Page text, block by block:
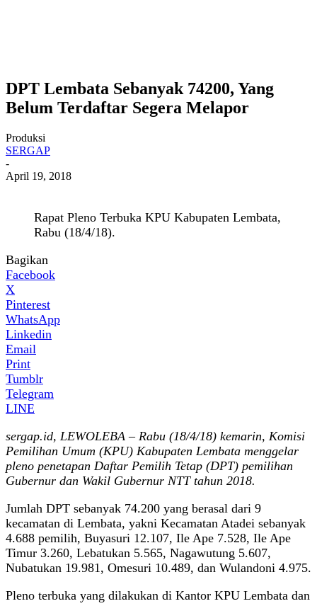
DPT Lembata Sebanyak 74200, Yang
Belum Terdaftar Segera Melapor
Produksi
SERGAP
-
April 19, 2018
Rapat Pleno Terbuka KPU Kabupaten Lembata,
Rabu (18/4/18).
Bagikan
Facebook
X
Pinterest
WhatsApp
Linkedin
Email
Print
Tumblr
Telegram
LINE
sergap.id, LEWOLEBA – Rabu (18/4/18) kemarin, Komisi
Pemilihan Umum (KPU) Kabupaten Lembata menggelar
pleno penetapan Daftar Pemilih Tetap (DPT) pemilihan
Gubernur dan Wakil Gubernur NTT tahun 2018.
Jumlah DPT sebanyak 74.200 yang berasal dari 9
kecamatan di Lembata, yakni Kecamatan Atadei sebanyak
4.688 pemilih, Buyasuri 12.107, Ile Ape 7.528, Ile Ape
Timur 3.260, Lebatukan 5.565, Nagawutung 5.607,
Nubatukan 19.981, Omesuri 10.489, dan Wulandoni 4.975.
Pleno terbuka yang dilakukan di Kantor KPU Lembata dan